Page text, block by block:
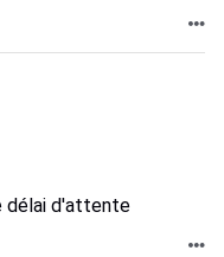
délai d'attente